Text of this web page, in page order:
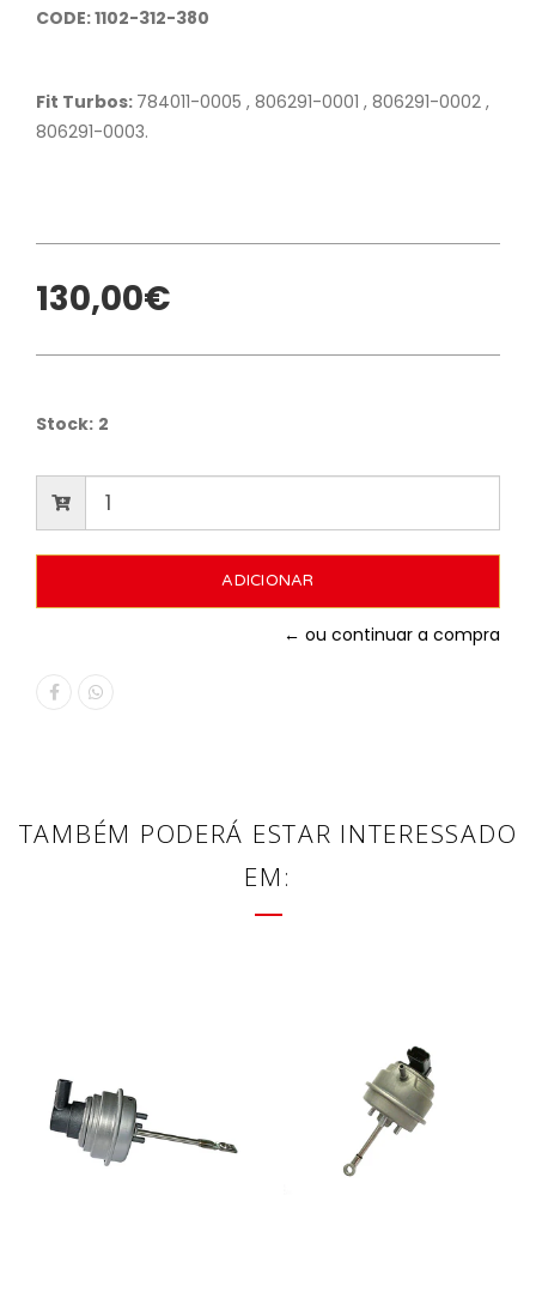
CODE: 1102-312-380
Fit Turbos: 784011-0005 , 806291-0001 , 806291-0002 ,
806291-0003.
130,00€
Stock: 2
← ou continuar a compra
TAMBÉM PODERÁ ESTAR INTERESSADO
EM: